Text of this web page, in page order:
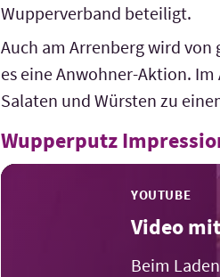
Wupper­verband beteiligt.
Auch am Arrenberg wird
es eine Anwohner-Aktion.
Salaten und Würsten zu
Wupperputz
YOUTUBE
Video
Beim